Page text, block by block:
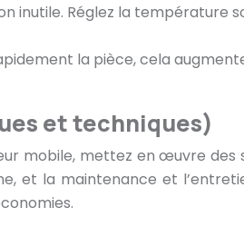
Réglez la température
la pièce, cela
et techniques)
mobile, mettez en œuvre des
et la maintenance et